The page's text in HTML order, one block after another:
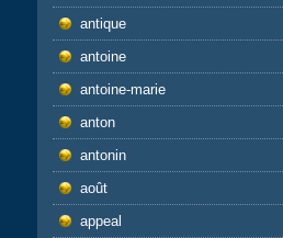
antique
antoine
antoine-marie
anton
antonin
août
appeal